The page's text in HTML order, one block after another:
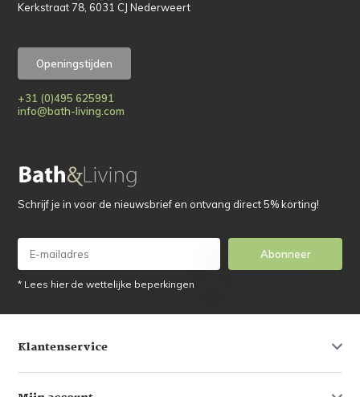
Kerkstraat 78, 6031 CJ Nederweert
Openingstijden
+31 (0)495 625991
info@bath-living.com
Schrijf je in voor de nieuwsbrief en ontvang direct 5% korting!
Abonneer
* Lees hier de wettelijke beperkingen
Klantenservice